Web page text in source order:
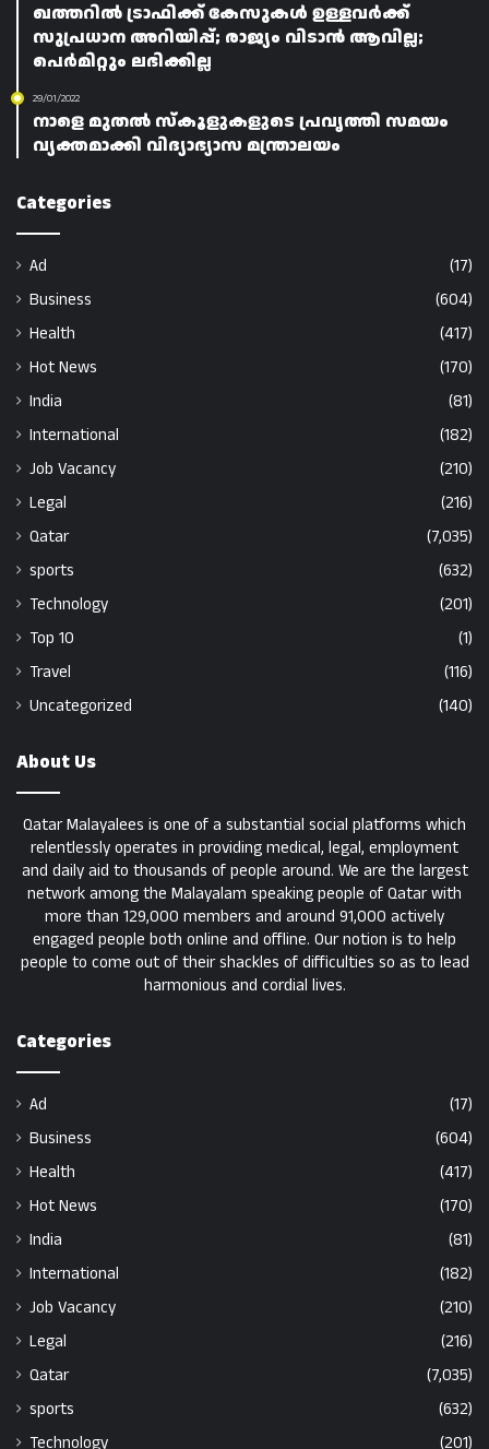
ഖത്തറിൽ ട്രാഫിക്ക് കേസുകൾ ഉള്ളവർക്ക്
സുപ്രധാന അറിയിപ്പ്; രാജ്യം വിടാൻ ആവില്ല;
പെർമിറ്റും ലഭിക്കില്ല
29/01/2022
നാളെ മുതൽ സ്‌കൂളുകളുടെ പ്രവൃത്തി സമയം
വ്യക്തമാക്കി വിദ്യാഭ്യാസ മന്ത്രാലയം
Categories
Ad
(17)
Business
(604)
Health
(417)
Hot News
(170)
India
(81)
International
(182)
Job Vacancy
(210)
Legal
(216)
Qatar
(7,035)
sports
(632)
Technology
(201)
Top 10
(1)
Travel
(116)
Uncategorized
(140)
About Us
Qatar Malayalees is one of a substantial social platforms which
relentlessly operates in providing medical, legal, employment
and daily aid to thousands of people around. We are the largest
network among the Malayalam speaking people of Qatar with
more than 129,000 members and around 91,000 actively
engaged people both online and offline. Our notion is to help
people to come out of their shackles of difficulties so as to lead
harmonious and cordial lives.
Categories
Ad
(17)
Business
(604)
Health
(417)
Hot News
(170)
India
(81)
International
(182)
Job Vacancy
(210)
Legal
(216)
Qatar
(7,035)
sports
(632)
Technology
(201)